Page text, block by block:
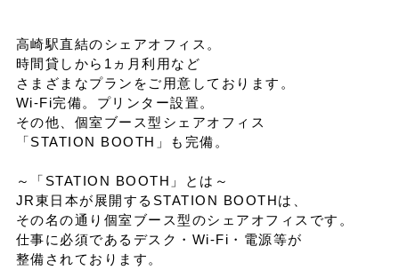
よくある質問
お問い合わせ
出店募集
Select Language ▼
高崎駅直結のシェアオフィス。
時間貸しから1ヵ月利用など
さまざまなプランをご用意しております。
Wi-Fi完備。プリンター設置。
その他、個室ブース型シェアオフィス
「STATION BOOTH」も完備。
～「STATION BOOTH」とは～
JR東日本が展開するSTATION BOOTHは、
その名の通り個室ブース型のシェアオフィスです。
仕事に必須であるデスク・Wi-Fi・電源等が
整備されております。